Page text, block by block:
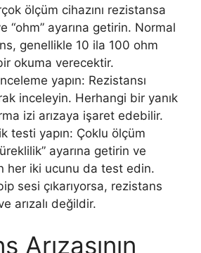
ölçüm cihazını rezistansa
“ohm” ayarına getirin. Normal
genellikle 10 ila 100 ohm
okuma verecektir.
yapın: Rezistansı
inceleyin. Herhangi bir yanık
izi arızaya işaret edebilir.
testi yapın: Çoklu ölçüm
ayarına getirin ve
her iki ucunu da test edin.
sesi çıkarıyorsa, rezistans
arızalı değildir.
Arızasının